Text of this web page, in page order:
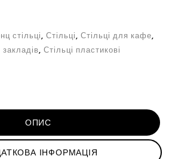
стільці, Стільці, Стільці для кафе,
, Стільці пластикові
ОПИС
ІНФОРМАЦІЯ